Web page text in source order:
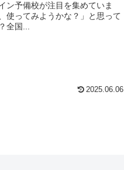
ン予備校が注目を集めていま
使ってみようかな？」と思って
全国...
2025.06.06